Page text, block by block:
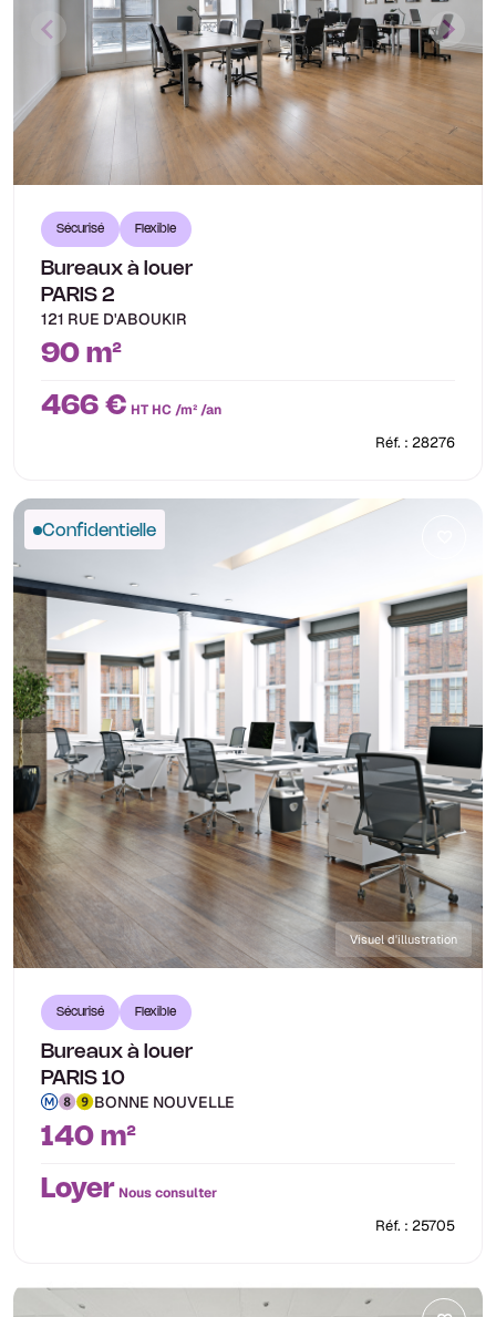
Sécurisé Flexible
Bureaux à louer
PARIS 2
121 RUE D'ABOUKIR
90 m²
466 € HT HC /m² /an
Réf. : 28276
Confidentielle
Visuel d'illustration
Sécurisé Flexible
Bureaux à louer
PARIS 10
BONNE NOUVELLE
140 m²
Loyer Nous consulter
Réf. : 25705